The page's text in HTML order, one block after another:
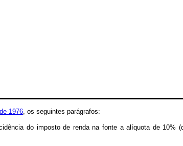
1976 , os seguintes parágrafos:
do imposto de renda na fonte a alíquota de 10%